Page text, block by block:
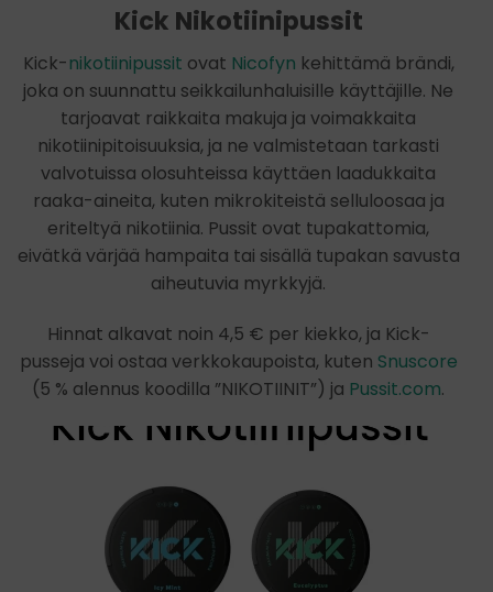
Kick Nikotiinipussit
Kick-nikotiinipussit ovat Nicofyn kehittämä brändi,
joka on suunnattu seikkailunhaluisille käyttäjille. Ne
tarjoavat raikkaita makuja ja voimakkaita
nikotiinipitoisuuksia, ja ne valmistetaan tarkasti
valvotuissa olosuhteissa käyttäen laadukkaita
raaka-aineita, kuten mikrokiteistä selluloosaa ja
eriteltyä nikotiinia. Pussit ovat tupakattomia,
eivätkä värjää hampaita tai sisällä tupakan savusta
aiheutuvia myrkkyjä.
Hinnat alkavat noin 4,5 € per kiekko, ja Kick-
pusseja voi ostaa verkkokaupoista, kuten Snuscore
(5 % alennus koodilla ”NIKOTIINIT”) ja Pussit.com.